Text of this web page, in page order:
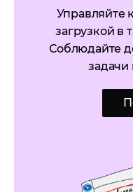
Управляйте
загрузкой в
Соблюдайте
задачи